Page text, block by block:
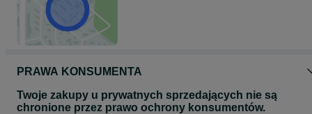
PRAWA KONSUMENTA
Twoje zakupy u prywatnych sprzedających nie są
chronione przez prawo ochrony konsumentów.